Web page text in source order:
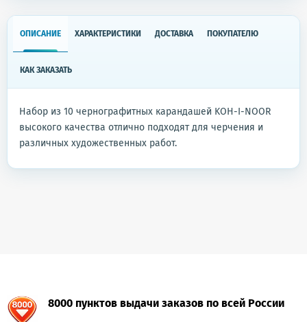
ОПИСАНИЕ ХАРАКТЕРИСТИКИ ДОСТАВКА ПОКУПАТЕЛЮ
КАК ЗАКАЗАТЬ
Набор из 10 чернографитных карандашей KOH-I-NOOR
высокого качества отлично подходят для черчения и
различных художественных работ.
8000 пунктов выдачи заказов по всей России